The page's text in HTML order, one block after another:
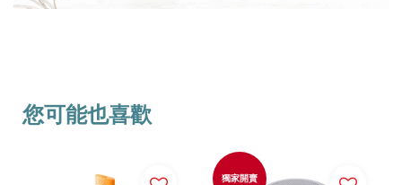
您可能也喜歡
獨家開賣